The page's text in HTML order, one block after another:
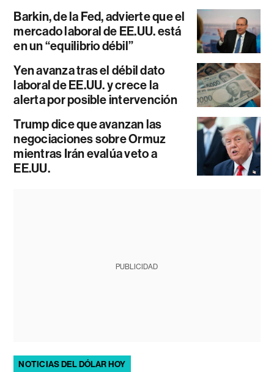
Barkin, de la Fed, advierte que el
mercado laboral de EE.UU. está
en un “equilibrio débil”
Yen avanza tras el débil dato
laboral de EE.UU. y crece la
alerta por posible intervención
Trump dice que avanzan las
negociaciones sobre Ormuz
mientras Irán evalúa veto a
EE.UU.
PUBLICIDAD
NOTICIAS DEL DÓLAR HOY